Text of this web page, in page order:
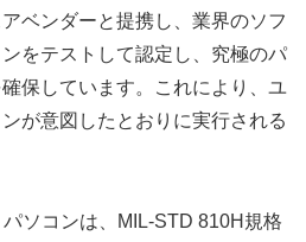
ベンダーと提携し、業界のソフ
をテストして認定し、究極のパ
保しています。これにより、ユ
が意図したとおりに実行される
ソコンは、MIL-STD 810H規格